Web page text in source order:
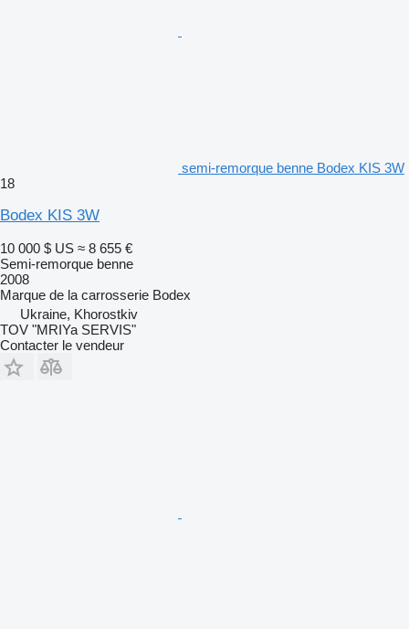
semi-remorque benne Bodex KIS 3W
18
Bodex KIS 3W
10 000 $ US ≈ 8 655 €
Semi-remorque benne
2008
Marque de la carrosserie Bodex
Ukraine, Khorostkiv
TOV "MRIYa SERVIS"
Contacter le vendeur